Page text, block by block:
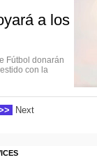
a los
Fútbol donarán
con la
Next